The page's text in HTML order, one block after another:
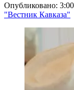
Опубликовано:
"Вестник Кавказа"